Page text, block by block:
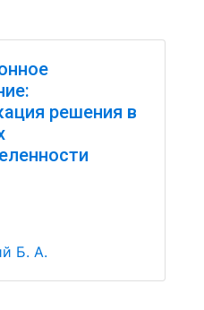
решения в
Б. А.